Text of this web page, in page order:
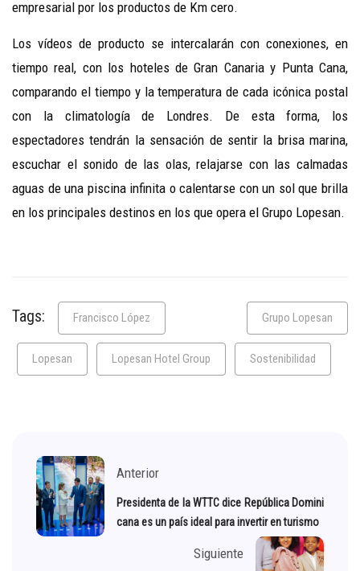
empresarial por los productos de Km cero.
Los vídeos de producto se intercalarán con conexiones, en
tiempo real, con los hoteles de Gran Canaria y Punta Cana,
comparando el tiempo y la temperatura de cada icónica postal
con la climatología de Londres. De esta forma, los
espectadores tendrán la sensación de sentir la brisa marina,
escuchar el sonido de las olas, relajarse con las calmadas
aguas de una piscina infinita o calentarse con un sol que brilla
en los principales destinos en los que opera el Grupo Lopesan.
Tags: Francisco López Grupo Lopesan
Lopesan Lopesan Hotel Group Sostenibilidad
Anterior
Presidenta de la WTTC dice República Domini
cana es un país ideal para invertir en turismo
Siguiente